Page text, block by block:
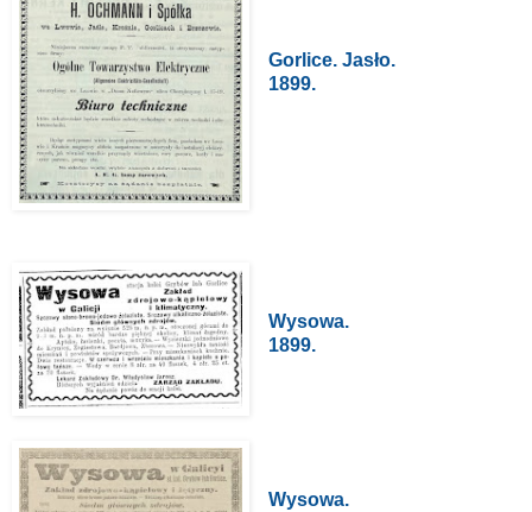
Gorlice. Jasło.
1899.
Wysowa.
1899.
Wysowa.